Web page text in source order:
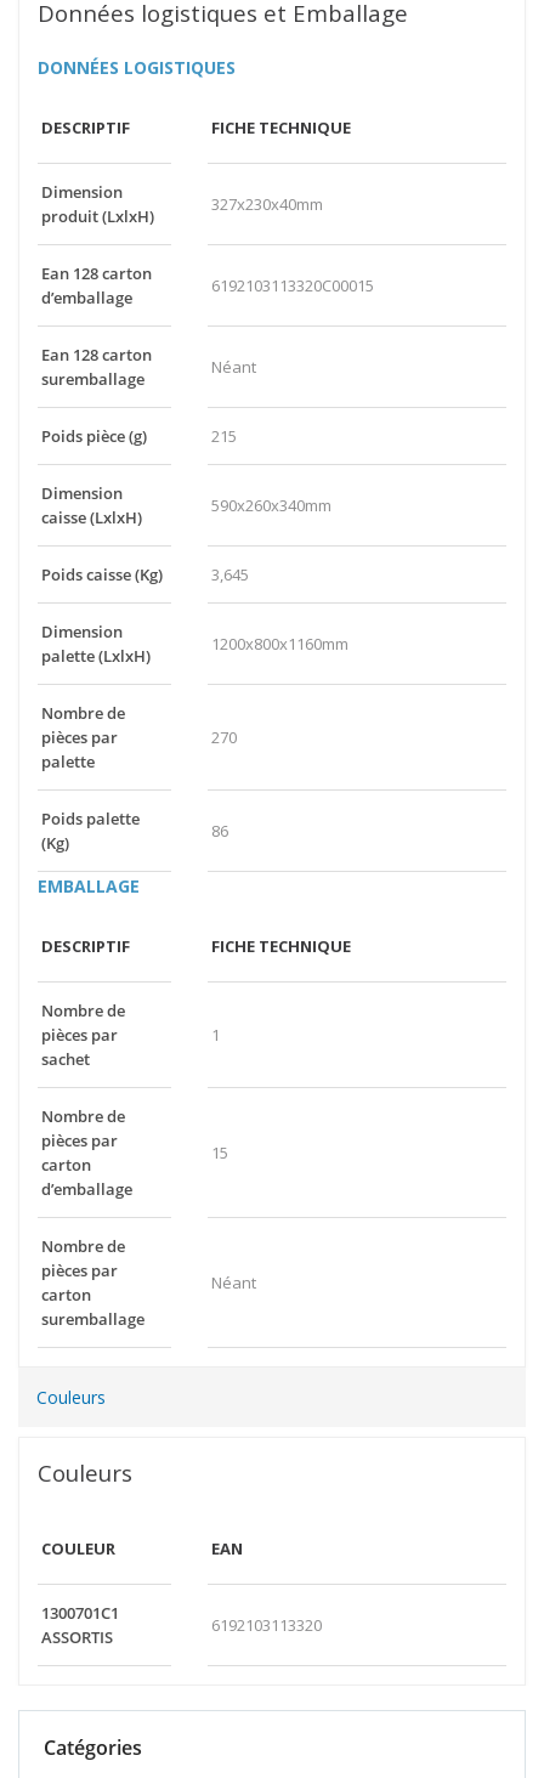
Données logistiques et Emballage
DONNÉES LOGISTIQUES
DESCRIPTIF FICHE TECHNIQUE
Dimension
produit (LxlxH)
327x230x40mm
Ean 128 carton
d’emballage
6192103113320C00015
Ean 128 carton
suremballage
Néant
Poids pièce (g) 215
Dimension
caisse (LxlxH)
590x260x340mm
Poids caisse (Kg) 3,645
Dimension
palette (LxlxH)
1200x800x1160mm
Nombre de
pièces par
palette
270
Poids palette
(Kg)
86
EMBALLAGE
DESCRIPTIF FICHE TECHNIQUE
Nombre de
pièces par
sachet
1
Nombre de
pièces par
carton
d’emballage
15
Nombre de
pièces par
carton
suremballage
Néant
Couleurs
Couleurs
COULEUR EAN
1300701C1
ASSORTIS
6192103113320
Catégories